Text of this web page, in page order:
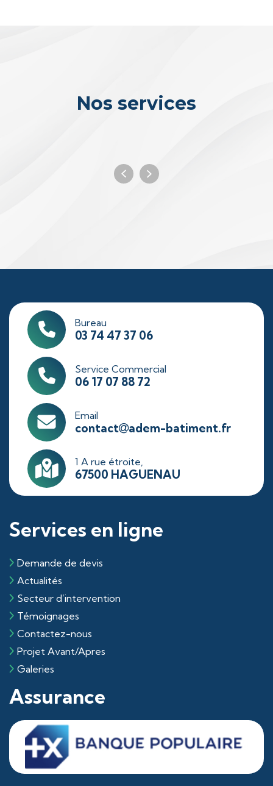
Nos services
Intérieure
Bureau
03 74 47 37 06
Service Commercial
06 17 07 88 72
Email
contact adem-batiment.fr
1 A rue étroite,
67500 HAGUENAU
Services en ligne
Demande de devis
Actualités
Secteur d’intervention
Témoignages
Contactez-nous
Projet Avant/Apres
Galeries
Assurance